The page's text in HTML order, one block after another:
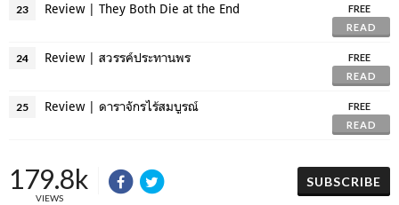
23 Review | They Both Die at the End
FREE
READ
24 Review | สวรรค์ประทานพร
FREE
READ
25 Review | ดาราจักรไร้สมบูรณ์
FREE
READ
179.8k
VIEWS
SUBSCRIBE